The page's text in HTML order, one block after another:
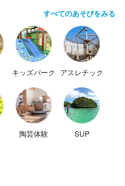
すべてのあそびをみる
キッズパーク アスレチック
陶芸体験 SUP